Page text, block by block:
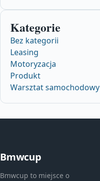
Kategorie
Bez kategorii
Leasing
Motoryzacja
Produkt
Warsztat samochodowy
Bmwcup
Bmwcup to miejsce o